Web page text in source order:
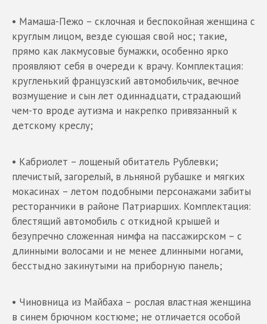
• Мамаша-Пежо – склочная и беспокойная женщина с
круглым лицом, везде сующая свой нос; такие,
прямо как лакмусовые бумажки, особенно ярко
проявляют себя в очереди к врачу. Комплектация:
кругленький французский автомобильчик, вечное
возмущение и сын лет одиннадцати, страдающий
чем-то вроде аутизма и накрепко привязанный к
детскому креслу;
• Кабриолет – лощеный обитатель Рублевки;
плечистый, загорелый, в льняной рубашке и мягких
мокасинах – летом подобными персонажами забиты
ресторанчики в районе Патриарших. Комплектация:
блестящий автомобиль с откидной крышей и
безупречно сложенная нимфа на пассажирском – с
длинными волосами и не менее длинными ногами,
бесстыдно закинутыми на приборную панель;
• Чиновница из Майбаха – рослая властная женщина
в синем брючном костюме; не отличается особой